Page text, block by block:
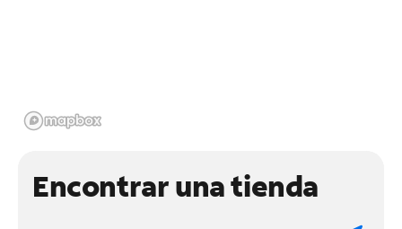
Encontrar una tienda